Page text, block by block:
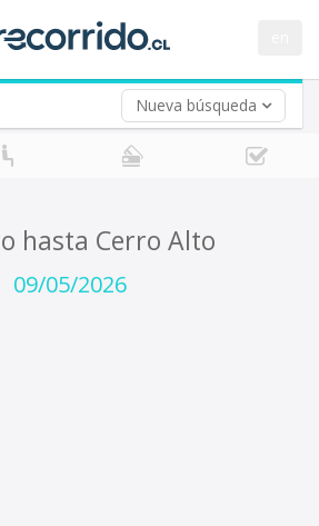
Nueva búsqueda
hasta Cerro Alto
09/05/2026